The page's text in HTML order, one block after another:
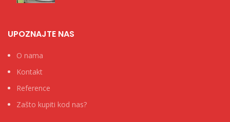
UPOZNAJTE NAS
O nama
Kontakt
Reference
Zašto kupiti kod nas?